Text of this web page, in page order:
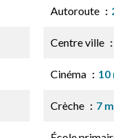
Autoroute
Centre ville
Cinéma 10
Crèche 7